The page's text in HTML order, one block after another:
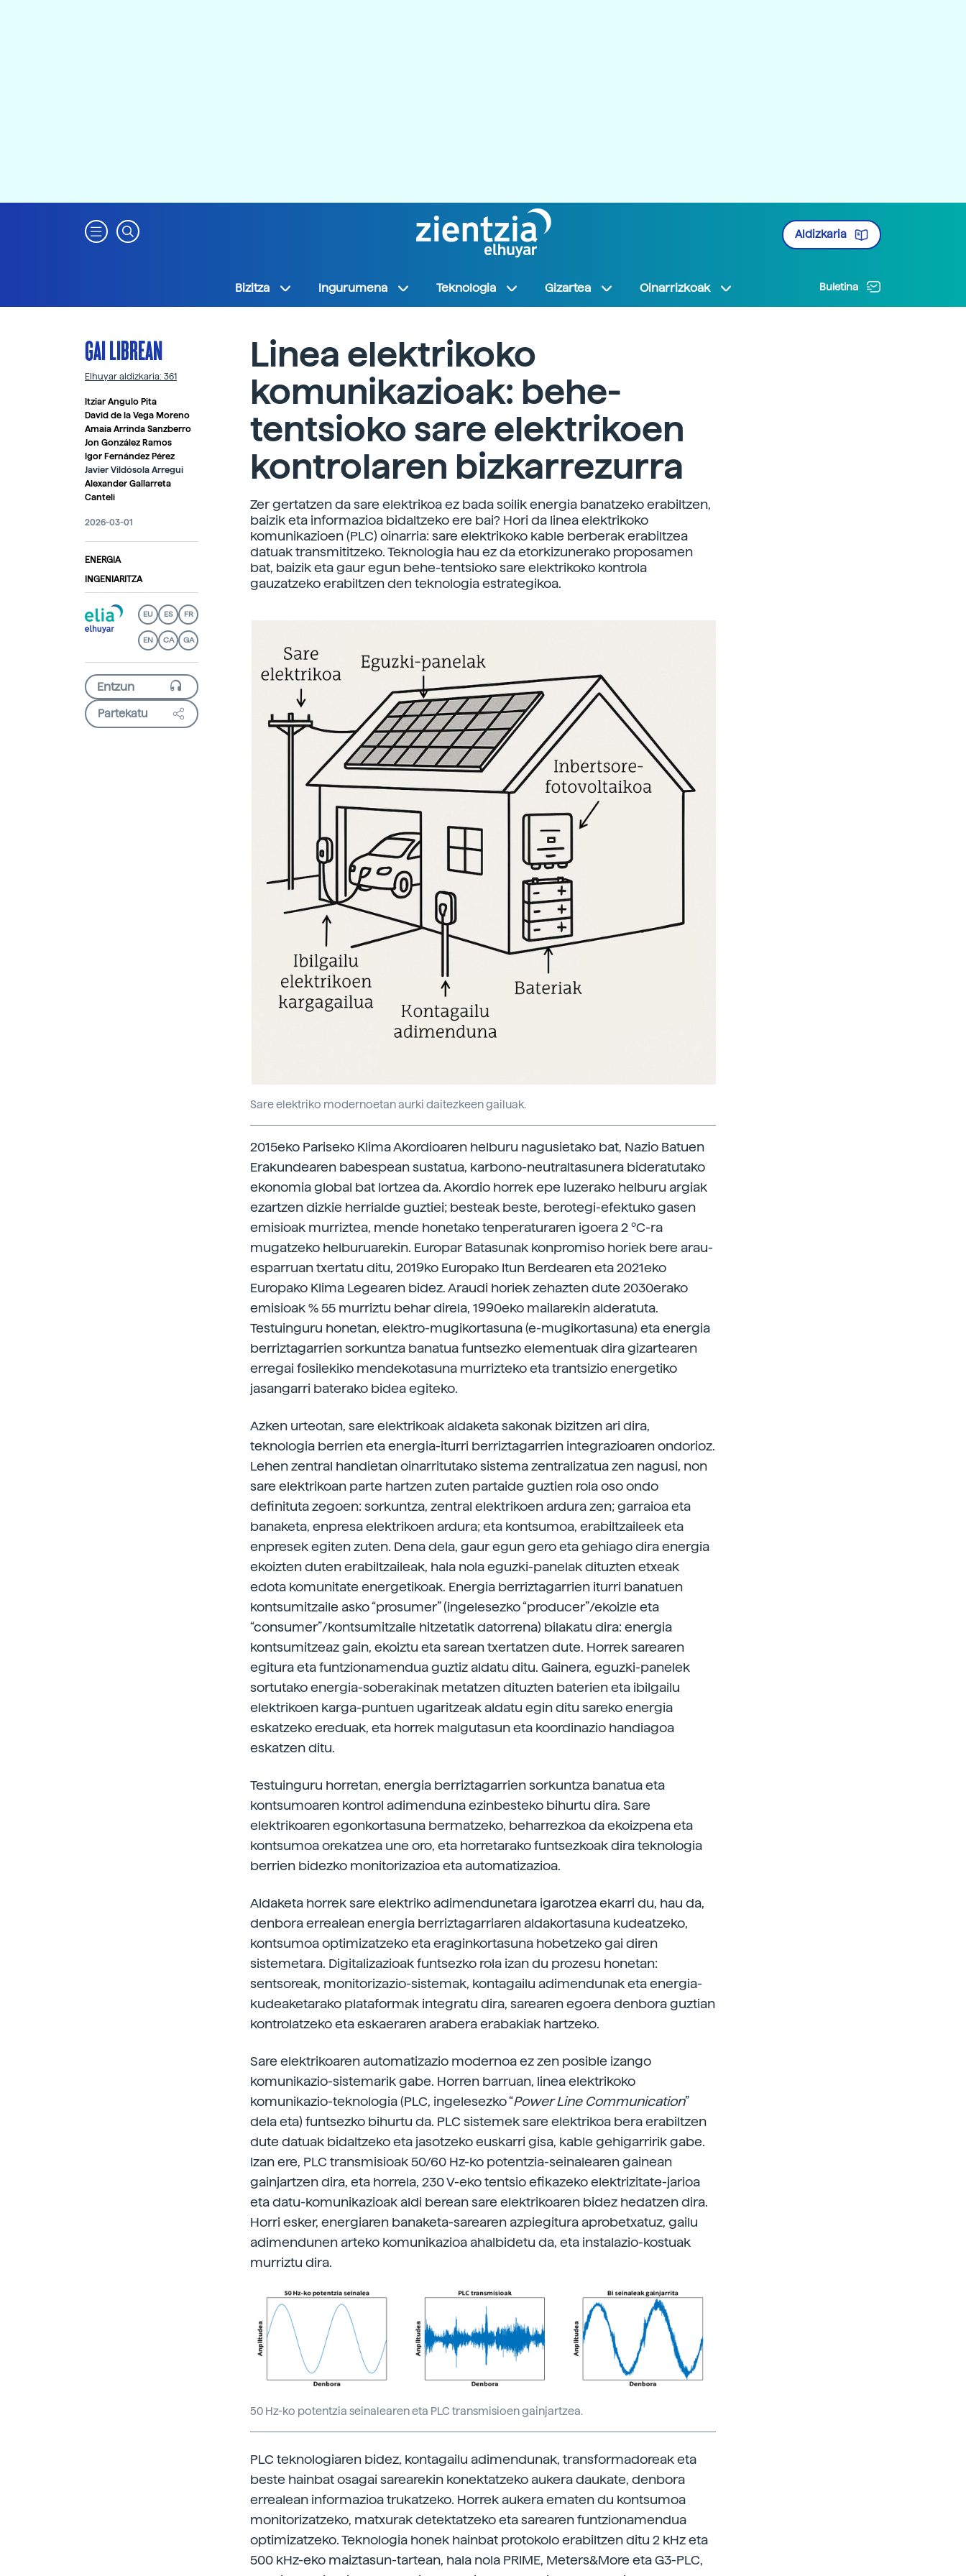
Aldizkaria
Bizitza Ingurumena Teknologia Gizartea Oinarrizkoak Buletina
GAI LIBREAN
Elhuyar aldizkaria: 361
Itziar Angulo Pita
David de la Vega Moreno
Amaia Arrinda Sanzberro
Jon González Ramos
Igor Fernández Pérez
Javier Vildósola Arregui
Alexander Gallarreta
Canteli
2026-03-01
ENERGIA
INGENIARITZA
EU ES FR
EN CA GA
Partekatu
Linea elektrikoko
komunikazioak: behe-
tentsioko sare elektrikoen
kontrolaren bizkarrezurra
Zer gertatzen da sare elektrikoa ez bada soilik energia banatzeko erabiltzen,
baizik eta informazioa bidaltzeko ere bai? Hori da linea elektrikoko
komunikazioen (PLC) oinarria: sare elektrikoko kable berberak erabiltzea
datuak transmititzeko. Teknologia hau ez da etorkizunerako proposamen
bat, baizik eta gaur egun behe-tentsioko sare elektrikoko kontrola
gauzatzeko erabiltzen den teknologia estrategikoa.
Sare elektriko modernoetan aurki daitezkeen gailuak.
2015eko Pariseko Klima Akordioaren helburu nagusietako bat, Nazio Batuen
Erakundearen babespean sustatua, karbono-neutraltasunera bideratutako
ekonomia global bat lortzea da. Akordio horrek epe luzerako helburu argiak
ezartzen dizkie herrialde guztiei; besteak beste, berotegi-efektuko gasen
emisioak murriztea, mende honetako tenperaturaren igoera 2 ºC-ra
mugatzeko helburuarekin. Europar Batasunak konpromiso horiek bere arau-
esparruan txertatu ditu, 2019ko Europako Itun Berdearen eta 2021eko
Europako Klima Legearen bidez. Araudi horiek zehazten dute 2030erako
emisioak % 55 murriztu behar direla, 1990eko mailarekin alderatuta.
Testuinguru honetan, elektro-mugikortasuna (e-mugikortasuna) eta energia
berriztagarrien sorkuntza banatua funtsezko elementuak dira gizartearen
erregai fosilekiko mendekotasuna murrizteko eta trantsizio energetiko
jasangarri baterako bidea egiteko.
Azken urteotan, sare elektrikoak aldaketa sakonak bizitzen ari dira,
teknologia berrien eta energia-­iturri berriztagarrien integrazioaren ondorioz.
Lehen zentral handietan oinarritutako sistema zentralizatua zen nagusi, non
sare elektrikoan parte hartzen zuten partaide guztien rola oso ondo
definituta zegoen: sorkuntza, zentral elektrikoen ardura zen; garraioa eta
banaketa, enpresa elektrikoen ardura; eta kontsumoa, erabiltzaileek eta
enpresek egiten zuten. Dena dela, gaur egun gero eta gehiago dira energia
ekoizten duten erabiltzaileak, hala nola eguzki-panelak dituzten etxeak
edota komunitate energetikoak. Energia berriztagarrien iturri banatuen
kontsumitzaile asko “prosumer” (ingelesezko “producer”/ekoizle eta
“consumer”/kontsumitzaile hitzetatik datorrena) bilakatu dira: energia
kontsumitzeaz gain, ekoiztu eta sarean txertatzen dute. Horrek sarearen
egitura eta funtzionamendua guztiz aldatu ditu. Gainera, eguzki-panelek
sortutako energia-soberakinak metatzen dituzten baterien eta ibilgailu
elektrikoen karga-puntuen ugaritzeak aldatu egin ditu sareko energia
eskatzeko ereduak, eta horrek malgutasun eta koordinazio handiagoa
eskatzen ditu.
Testuinguru horretan, energia berriztagarrien sorkuntza banatua eta
kontsumoaren kontrol adimenduna ezinbesteko bihurtu dira. Sare
elektrikoaren egonkortasuna bermatzeko, beharrezkoa da ekoizpena eta
kontsumoa orekatzea une oro, eta horretarako funtsezkoak dira teknologia
berrien bidezko monitorizazioa eta automatizazioa.
Aldaketa horrek sare elektriko adimendunetara igarotzea ekarri du, hau da,
denbora errealean energia berriztagarriaren aldakortasuna kudeatzeko,
kontsumoa optimizatzeko eta eraginkortasuna hobetzeko gai diren
sistemetara. Digitalizazioak funtsezko rola izan du prozesu honetan:
sentsoreak, monitorizazio-sistemak, kontagailu adimendunak eta energia-
kudeaketarako plataformak integratu dira, sarearen egoera denbora guztian
kontrolatzeko eta eskaeraren arabera erabakiak hartzeko.
Sare elektrikoaren automatizazio modernoa ez zen posible izango
komunikazio-sistemarik gabe. Horren barruan, linea elektrikoko
komunikazio-­teknologia (PLC, ingelesezko “Power Line Communication”
dela eta) funtsezko bihurtu da. PLC sistemek sare elektrikoa bera erabiltzen
dute datuak bidaltzeko eta jasotzeko euskarri gisa, kable gehigarririk gabe.
Izan ere, PLC transmisioak 50/60 Hz-ko potentzia-seinalearen gainean
gainjartzen dira, eta horrela, 230 V-eko tentsio efikazeko elektrizitate-jarioa
eta datu-komunikazioak aldi berean sare elektrikoaren bidez hedatzen dira.
Horri esker, energiaren banaketa-sarearen azpiegitura aprobetxatuz, gailu
adimendunen arteko komunikazioa ahalbidetu da, eta instalazio-­kostuak
murriztu dira.
50 Hz-ko potentzia seinalearen eta PLC transmisioen gainjartzea.
PLC teknologiaren bidez, kontagailu adimendunak, transformadoreak eta
beste hainbat osagai sarearekin konektatzeko aukera daukate, denbora
errealean informazioa trukatzeko. Horrek aukera ematen du kontsumoa
monitorizatzeko, matxurak detektatzeko eta sarearen funtzionamendua
optimizatzeko. Teknologia honek hainbat protokolo erabiltzen ditu 2 kHz eta
500 kHz-eko maiztasun-tartean, hala nola PRIME, Meters&More eta G3-PLC,